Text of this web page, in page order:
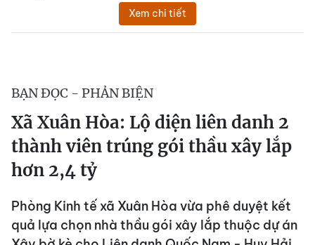
Xem chi tiết
BẠN ĐỌC - PHẢN BIỆN
Xã Xuân Hòa: Lộ diện liên danh 2
thành viên trúng gói thầu xây lắp
hơn 2,4 tỷ
Phòng Kinh tế xã Xuân Hòa vừa phê duyệt kết
quả lựa chọn nhà thầu gói xây lắp thuộc dự án